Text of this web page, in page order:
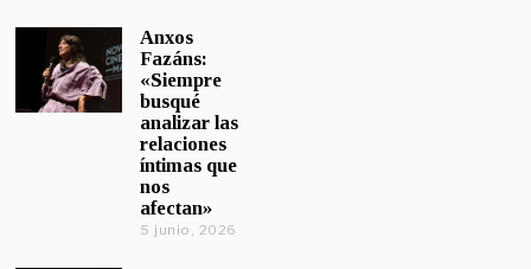
Anxos
Fazáns:
«Siempre
busqué
analizar las
relaciones
íntimas que
nos
afectan»
5 junio, 2026